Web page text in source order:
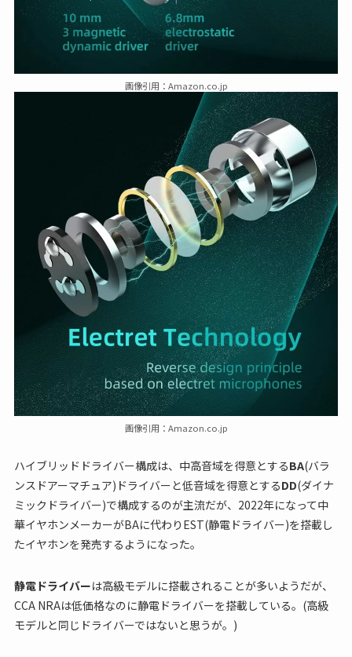
画像引用：Amazon.co.jp
画像引用：Amazon.co.jp
ハイブリッドドライバー構成は、中高音域を得意とするBA(バラ
ンスドアーマチュア)ドライバーと低音域を得意とするDD(ダイナ
ミックドライバー)で構成するのが主流だが、2022年になって中
華イヤホンメーカーがBAに代わりEST(静電ドライバー)を搭載し
たイヤホンを発売するようになった。
静電ドライバーは高級モデルに搭載されることが多いようだが、
CCA NRAは低価格なのに静電ドライバーを搭載している。(高級
モデルと同じドライバーではないと思うが。)